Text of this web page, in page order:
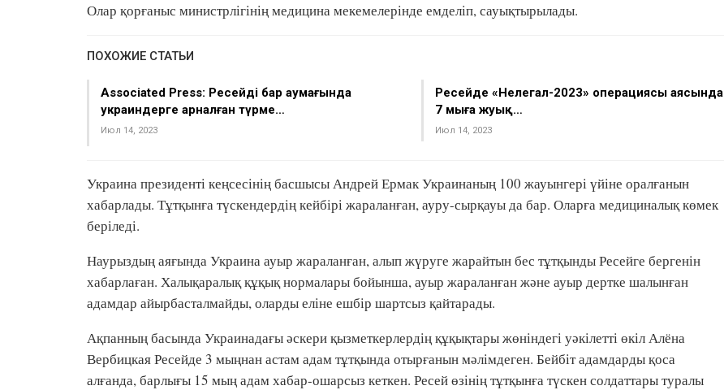
Олар қорғаныс министрлігінің медицина мекемелерінде емделіп, сауықтырылады.
ПОХОЖИЕ СТАТЬИ
Associated Press: Ресейдің бар аумағында
украиндерге арналған түрме…
Июл 14, 2023
Ресейде «Нелегал-2023» операциясы аясында
7 мыңға жуық…
Июл 14, 2023
Украина президенті кеңсесінің басшысы Андрей Ермак Украинаның 100 жауынгері үйіне оралғанын
хабарлады. Тұтқынға түскендердің кейбірі жараланған, ауру-сырқауы да бар. Оларға медициналық көмек
беріледі.
Наурыздың аяғында Украина ауыр жараланған, алып жүруге жарайтын бес тұтқынды Ресейге бергенін
хабарлаған. Халықаралық құқық нормалары бойынша, ауыр жараланған және ауыр дертке шалынған
адамдар айырбасталмайды, оларды еліне ешбір шартсыз қайтарады.
Ақпанның басында Украинадағы әскери қызметкерлердің құқықтары жөніндегі уәкілетті өкіл Алёна
Вербицкая Ресейде 3 мыңнан астам адам тұтқында отырғанын мәлімдеген. Бейбіт адамдарды қоса
алғанда, барлығы 15 мың адам хабар-ошарсыз кеткен. Ресей өзінің тұтқынға түскен солдаттары туралы